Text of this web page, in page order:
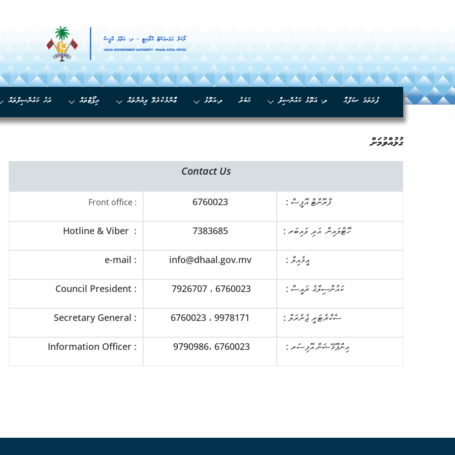
ފުރަތަމަ ޞަފްޙާ ދ. އަތޮޅު ކައުންސިލް ޚަބަރު ދ.އަތޮޅު ޢާންމުކުރެވޭ ލިޔުންތައް ރިޕޯޓްތައް ރަށު ކައުންސިލްތައް
ގުޅުއްވުމަށް
Contact Us
Front office : 6760023 : ފްރޮންޓް އޮފީސް
Hotline & Viber : 7383685 : ހޮޓްލައިން އަދި ވައިބަރ
e-mail : info@dhaal.gov.mv : އީމެއިލް
Council President : 7926707 ، 6760023 : ކައުންސިލްގެ ރައީސް
Secretary General : 6760023 ، 9978171 : ސެކްރެޓަރީ ޖެނެރަލް
Information Officer : 9790986، 6760023 : އިންފޮމޭޝަން އޮފިސަރ